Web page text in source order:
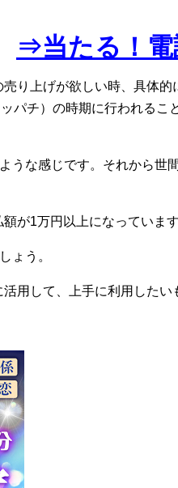
⇒当たる！電
り上げが欲しい時、具体的
パチ）の時期に行われるこ
うな感じです。それから世
が1万円以上になっています
ょう。
用して、上手に利用したい